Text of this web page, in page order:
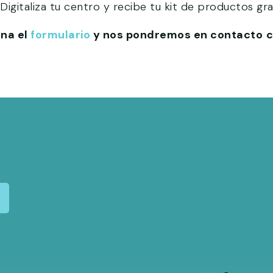
tu centro y recibe tu kit de productos
el formulario y nos pondremos en contacto